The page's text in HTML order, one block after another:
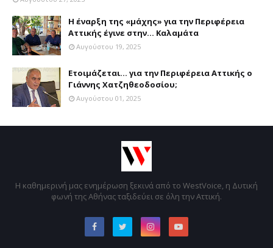
Η έναρξη της «μάχης» για την Περιφέρεια
Αττικής έγινε στην... Καλαμάτα
Αυγούστου 19, 2025
Ετοιμάζεται... για την Περιφέρεια Αττικής ο
Γιάννης Χατζηθεοδοσίου;
Αυγούστου 01, 2025
Η καθημερινή μας ενημέρωση ξεκινά από το WestVoice, η Δυτική
φωνή της Αθήνας ταξιδεύει σε όλη την Αττική.